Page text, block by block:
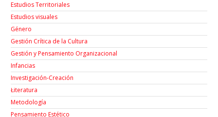
Estudios Territoriales
Estudios visuales
Género
Gestión Crítica de la Cultura
Gestión y Pensamiento Organizacional
Infancias
Investigación-Creación
Łiteratura
Metodología
Pensamiento Estético